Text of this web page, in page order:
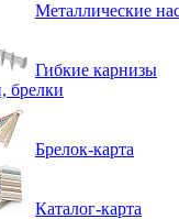
Металлические
Гибкие карнизы
брелки
Брелок-карта
Каталог-карта